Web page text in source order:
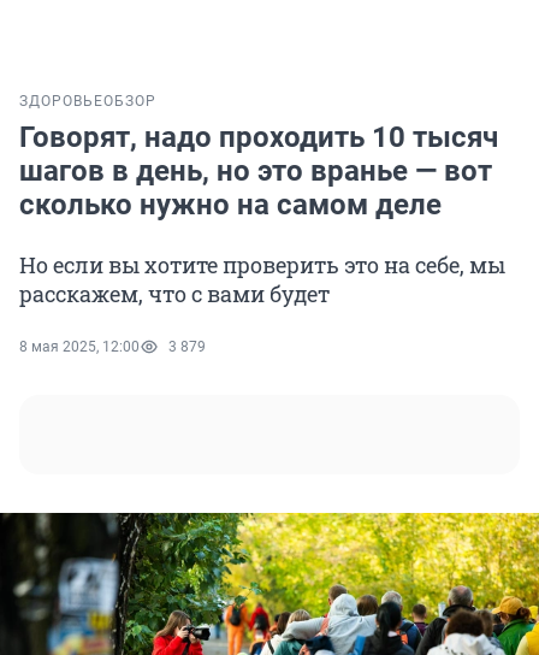
ЗДОРОВЬЕОБЗОР
Говорят, надо проходить 10 тысяч
шагов в день, но это вранье — вот
сколько нужно на самом деле
Но если вы хотите проверить это на себе, мы
расскажем, что с вами будет
8 мая 2025, 12:00 3 879